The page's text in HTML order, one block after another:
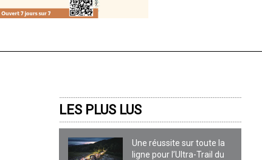
LES PLUS LUS
Une réussite sur toute la
ligne pour l’Ultra-Trail du